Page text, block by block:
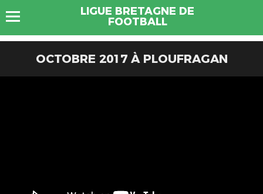
LIGUE BRETAGNE DE
FOOTBALL
OCTOBRE 2017 À PLOUFRAGAN